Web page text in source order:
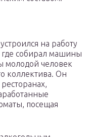
на работу
где собирал машины
молодой человек
коллектива. Он
посещая